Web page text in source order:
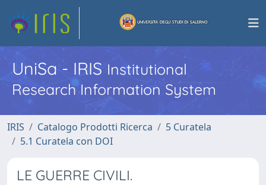
UniSa - IRISInstitutional
Research Information System
IRIS Catalogo Prodotti Ricerca
5 Curatela
5.1 Curatela con DOI
LE GUERRE CIVILI.